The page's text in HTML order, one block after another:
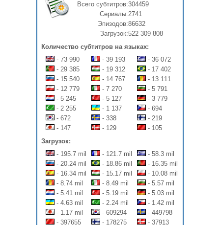
Всего субтитров:304459
Сериалы:2741
Эпизодов:86632
Загрузок:522 309 808
Количество субтитров на языках:
- 73 990
- 39 193
- 36 072
- 29 385
- 19 312
- 17 402
- 15 540
- 14 767
- 13 111
- 12 779
- 7 270
- 5 791
- 5 245
- 5 127
- 3 779
- 2 255
- 1 137
- 694
- 672
- 338
- 219
- 147
- 129
- 105
Загрузок:
- 195.7 mil
- 121.7 mil
- 58.3 mil
- 20.24 mil
- 18.86 mil
- 16.35 mil
- 16.34 mil
- 15.17 mil
- 10.08 mil
- 8.74 mil
- 8.49 mil
- 5.57 mil
- 5.41 mil
- 5.19 mil
- 5.03 mil
- 4.63 mil
- 2.24 mil
- 1.42 mil
- 1.17 mil
- 609294
- 449798
- 397655
- 178275 - 37913